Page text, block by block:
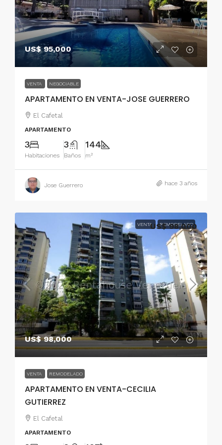
US$ 95,000
VENTA NEGOCIABLE
APARTAMENTO EN VENTA-JOSE GUERRERO
El Cafetal
APARTAMENTO
3
Habitaciones
3
Baños
144
m²
Jose Guerrero hace 3 años
VENTA REMODELADO
US$ 98,000
VENTA REMODELADO
APARTAMENTO EN VENTA-CECILIA
GUTIERREZ
US$ 98,000
El Cafetal
APARTAMENTO